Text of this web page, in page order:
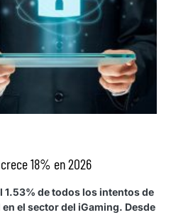
18% en 2026
1.53% de todos los intentos de
el sector del iGaming. Desde